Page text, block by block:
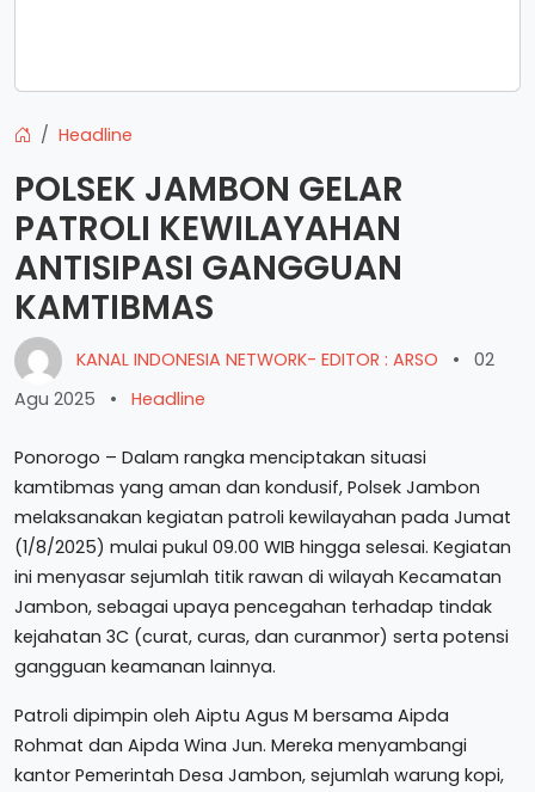
Headline
POLSEK JAMBON GELAR
PATROLI KEWILAYAHAN
ANTISIPASI GANGGUAN
KAMTIBMAS
KANAL INDONESIA NETWORK- EDITOR : ARSO •
02
Agu 2025
• Headline
Ponorogo – Dalam rangka menciptakan situasi
kamtibmas yang aman dan kondusif, Polsek Jambon
melaksanakan kegiatan patroli kewilayahan pada Jumat
(1/8/2025) mulai pukul 09.00 WIB hingga selesai. Kegiatan
ini menyasar sejumlah titik rawan di wilayah Kecamatan
Jambon, sebagai upaya pencegahan terhadap tindak
kejahatan 3C (curat, curas, dan curanmor) serta potensi
gangguan keamanan lainnya.
Patroli dipimpin oleh Aiptu Agus M bersama Aipda
Rohmat dan Aipda Wina Jun. Mereka menyambangi
kantor Pemerintah Desa Jambon, sejumlah warung kopi,